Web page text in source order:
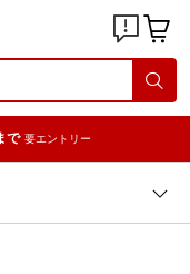
で 要エントリー